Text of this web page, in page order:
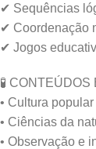
✔ Sequências
✔ Coordenação
✔ Jogos
🧪
• Cultura
• Ciências da
• Observação e